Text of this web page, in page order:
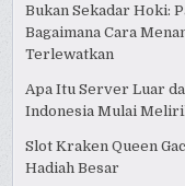
Bukan Sekadar Hoki:
Bagaimana Cara
Terlewatkan
Apa Itu Server Luar
Indonesia Mulai
Slot Kraken Queen
Hadiah Besar